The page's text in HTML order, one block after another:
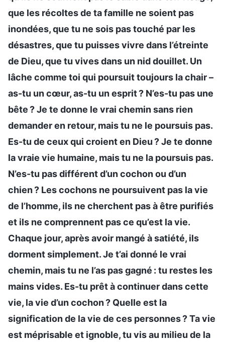
que les récoltes de ta famille ne soient pas
inondées, que tu ne sois pas touché par les
désastres, que tu puisses vivre dans l’étreinte
de Dieu, que tu vives dans un nid douillet. Un
lâche comme toi qui poursuit toujours la chair –
as-tu un cœur, as-tu un esprit ? N’es-tu pas une
bête ? Je te donne le vrai chemin sans rien
demander en retour, mais tu ne le poursuis pas.
Es-tu de ceux qui croient en Dieu ? Je te donne
la vraie vie humaine, mais tu ne la poursuis pas.
N’es-tu pas différent d’un cochon ou d’un
chien ? Les cochons ne poursuivent pas la vie
de l’homme, ils ne cherchent pas à être purifiés
et ils ne comprennent pas ce qu’est la vie.
Chaque jour, après avoir mangé à satiété, ils
dorment simplement. Je t’ai donné le vrai
chemin, mais tu ne l’as pas gagné : tu restes les
mains vides. Es-tu prêt à continuer dans cette
vie, la vie d’un cochon ? Quelle est la
signification de la vie de ces personnes ? Ta vie
est méprisable et ignoble, tu vis au milieu de la